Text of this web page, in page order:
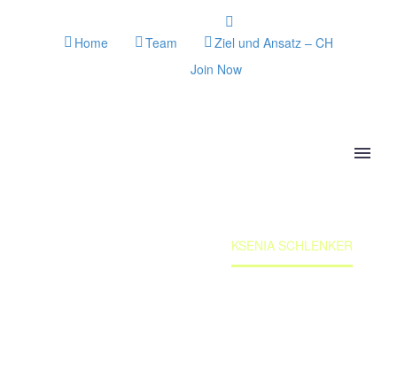
Home Team
Ziel und Ansatz – CH
Join Now
KSENIA SCHLENKER